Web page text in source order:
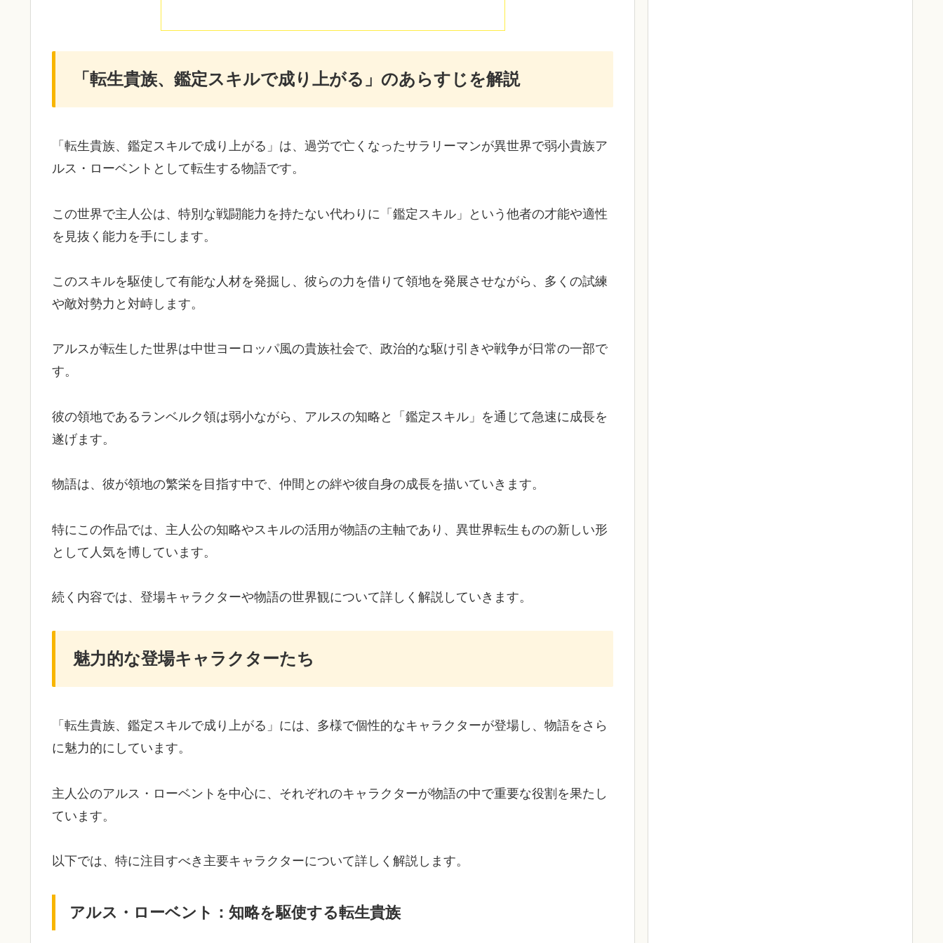
「転生貴族、鑑定スキルで成り上がる」のあらすじを解説
「転生貴族、鑑定スキルで成り上がる」は、過労で亡くなったサラリーマンが異世界で弱小貴族ア
ルス・ローベントとして転生する物語です。
この世界で主人公は、特別な戦闘能力を持たない代わりに「鑑定スキル」という他者の才能や適性
を見抜く能力を手にします。
このスキルを駆使して有能な人材を発掘し、彼らの力を借りて領地を発展させながら、多くの試練
や敵対勢力と対峙します。
アルスが転生した世界は中世ヨーロッパ風の貴族社会で、政治的な駆け引きや戦争が日常の一部で
す。
彼の領地であるランベルク領は弱小ながら、アルスの知略と「鑑定スキル」を通じて急速に成長を
遂げます。
物語は、彼が領地の繁栄を目指す中で、仲間との絆や彼自身の成長を描いていきます。
特にこの作品では、主人公の知略やスキルの活用が物語の主軸であり、異世界転生ものの新しい形
として人気を博しています。
続く内容では、登場キャラクターや物語の世界観について詳しく解説していきます。
魅力的な登場キャラクターたち
「転生貴族、鑑定スキルで成り上がる」には、多様で個性的なキャラクターが登場し、物語をさら
に魅力的にしています。
主人公のアルス・ローベントを中心に、それぞれのキャラクターが物語の中で重要な役割を果たし
ています。
以下では、特に注目すべき主要キャラクターについて詳しく解説します。
アルス・ローベント：知略を駆使する転生貴族